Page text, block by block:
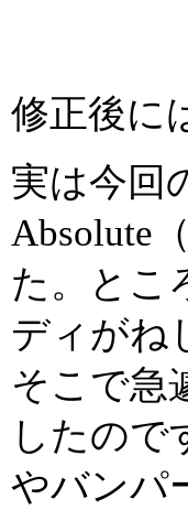
修正後に
実は今回
Absolute
た。とこ
ディがね
そこで
したので
やバンパ